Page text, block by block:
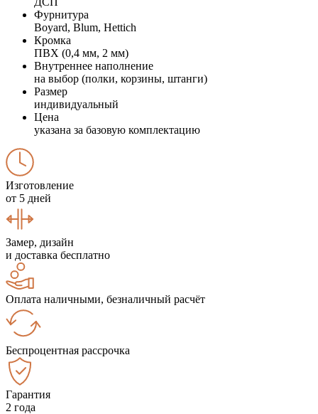
Фурнитура
Boyard, Blum, Hettich
Кромка
ПВХ (0,4 мм, 2 мм)
Внутреннее наполнение
на выбор (полки, корзины, штанги)
Размер
индивидуальный
Цена
указана за базовую комплектацию
Изготовление
от 5 дней
Замер, дизайн
и доставка бесплатно
Оплата наличными, безналичный расчёт
Беспроцентная рассрочка
Гарантия
2 года